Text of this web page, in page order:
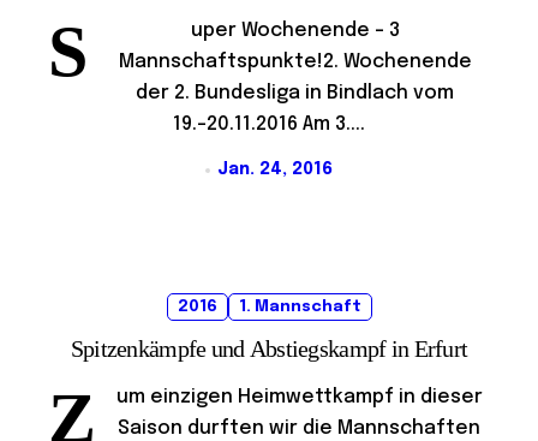
S
uper Wochenende – 3
Mannschaftspunkte!2. Wochenende
der 2. Bundesliga in Bindlach vom
19.-20.11.2016 Am 3....
Jan. 24, 2016
2016 1. Mannschaft
Spitzenkämpfe und Abstiegskampf in Erfurt
Z
um einzigen Heimwettkampf in dieser
Saison durften wir die Mannschaften